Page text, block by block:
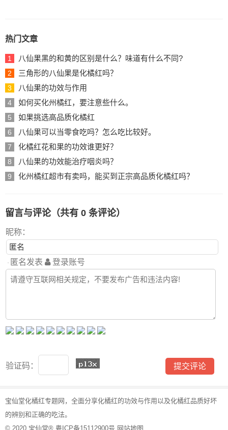
热门文章
1 八仙果黑的和黄的区别是什么？味道有什么不同?
2 三角形的八仙果是化橘红吗？
3 八仙果的功效与作用
4 如何买化州橘红，要注意些什么。
5 如果挑选高品质化橘红
6 八仙果可以当零食吃吗？怎么吃比较好。
7 化橘红花和果的功效谁更好？
8 八仙果的功效能治疗咽炎吗？
9 化州橘红超市有卖吗，能买到正宗高品质化橘红吗？
留言与评论（共有 0 条评论）
昵称：
匿名发表 登录账号
验证码：
宝仙堂化橘红专题网，全面分享化橘红的功效与作用 以及化橘红品质好坏
的辨别和正确的吃法。
© 2020 宝仙堂® 粤ICP备15112900号 网站地图